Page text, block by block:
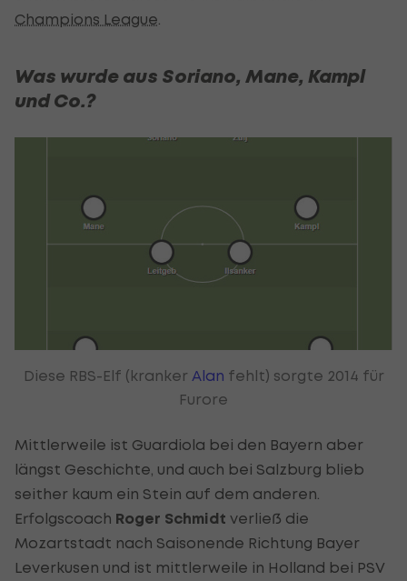
Champions League
Was wurde aus Soriano, Mane, Kampl
und Co.?
Diese RBS-Elf (kranker Alan fehlt) sorgte 2014 für
Furore
Mittlerweile ist Guardiola bei den Bayern aber
längst Geschichte, und auch bei Salzburg blieb
seither kaum ein Stein auf dem anderen.
Erfolgscoach Roger Schmidt verließ die
Mozartstadt nach Saisonende Richtung Bayer
Leverkusen und ist mittlerweile in Holland bei PSV